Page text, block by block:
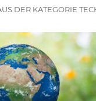
DER KATEGORIE